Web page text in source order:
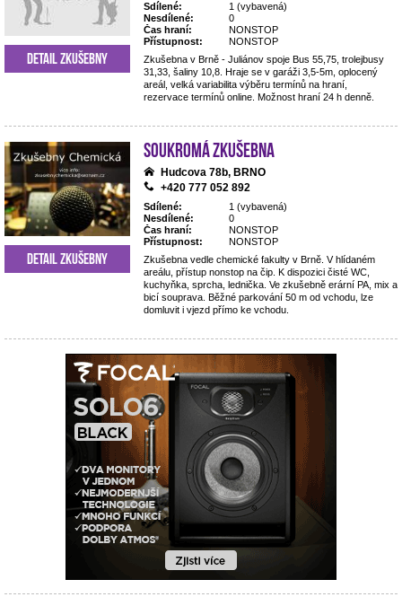
Sdílené:
1 (vybavená)
Nesdílené:
0
Čas hraní:
NONSTOP
Přístupnost:
NONSTOP
Zkušebna v Brně - Juliánov spoje Bus 55,75, trolejbusy
31,33, šaliny 10,8. Hraje se v garáži 3,5-5m, oplocený
areál, velká variabilita výběru termínů na hraní,
rezervace termínů online. Možnost hraní 24 h denně.
Detail zkušebny
Soukromá zkušebna
Hudcova 78b, BRNO
+420 777 052 892
Sdílené:
1 (vybavená)
Nesdílené:
0
Čas hraní:
NONSTOP
Přístupnost:
NONSTOP
Zkušebna vedle chemické fakulty v Brně. V hlídaném
areálu, přístup nonstop na čip. K dispozici čisté WC,
kuchyňka, sprcha, lednička. Ve zkušebně erární PA, mix a
bicí souprava. Běžné parkování 50 m od vchodu, lze
domluvit i vjezd přímo ke vchodu.
Detail zkušebny